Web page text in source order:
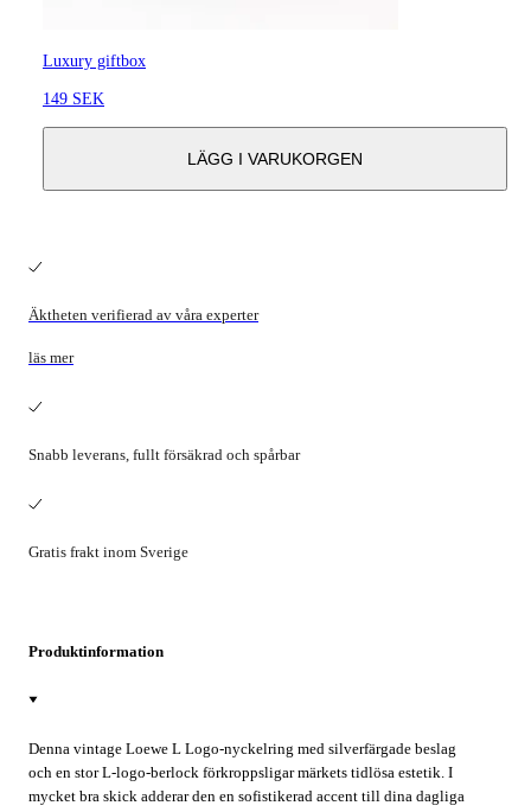
Luxury giftbox
149 SEK
LÄGG I VARUKORGEN
Äktheten verifierad av våra experter
läs mer
Snabb leverans, fullt försäkrad och spårbar
Gratis frakt inom Sverige
Produktinformation
Denna vintage Loewe L Logo-nyckelring med silverfärgade beslag
och en stor L-logo-berlock förkroppsligar märkets tidlösa estetik. I
mycket bra skick adderar den en sofistikerad accent till dina dagliga